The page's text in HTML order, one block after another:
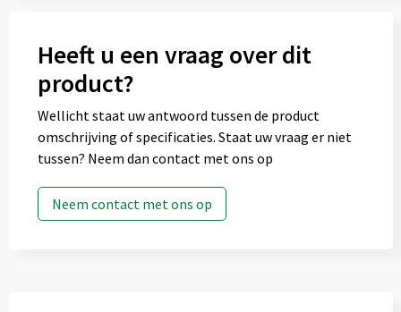
Heeft u een vraag over dit
product?
Wellicht staat uw antwoord tussen de product
omschrijving of specificaties. Staat uw vraag er niet
tussen? Neem dan contact met ons op
Neem contact met ons op